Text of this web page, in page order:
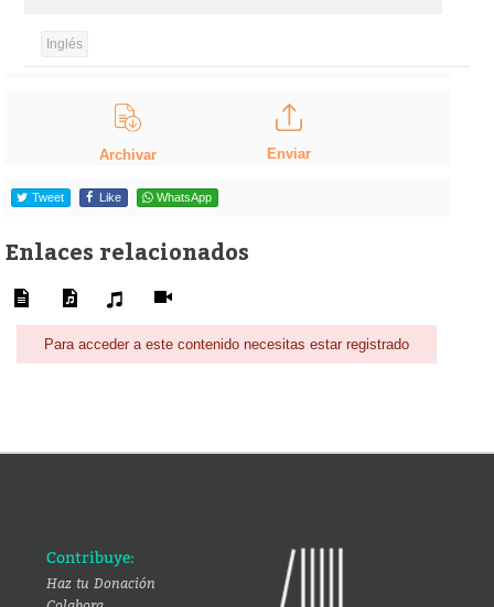
Inglés
Archivar Enviar
Tweet Like WhatsApp
Enlaces relacionados
Para acceder a este contenido necesitas estar registrado
Contribuye:
Haz tu Donación